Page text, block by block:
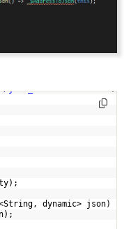
dynamic> json)